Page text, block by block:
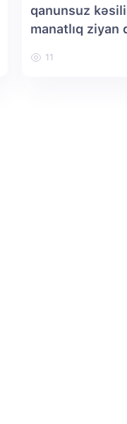
qanunsuz
manatlıq ziyan
11